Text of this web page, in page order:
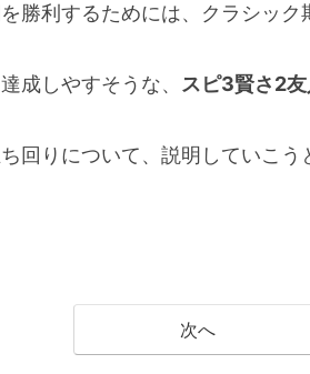
勝利するためには、クラシック
成しやすそうな、 スピ3賢さ2友
回りについて、説明していこう
次へ